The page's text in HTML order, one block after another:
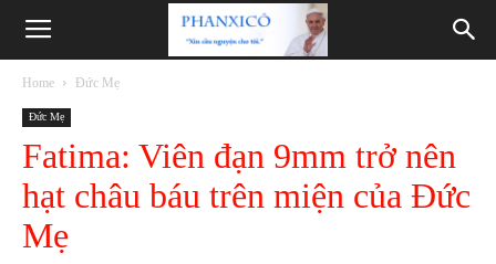
Phanxicô
Home Đức Mẹ
Đức Mẹ
Fatima: Viên đạn 9mm trở nên
hạt châu báu trên miện của Đức
Mẹ